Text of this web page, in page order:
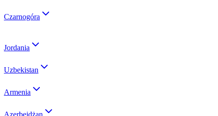
Czarnogóra
Jordania
Uzbekistan
Armenia
Azerbejdżan